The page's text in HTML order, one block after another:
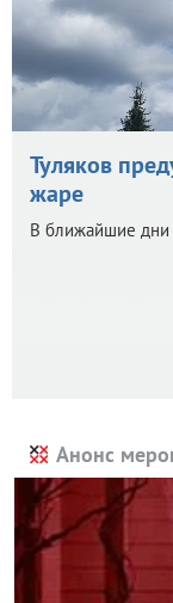
Туляков
жаре
В ближайшие дни
Анонс